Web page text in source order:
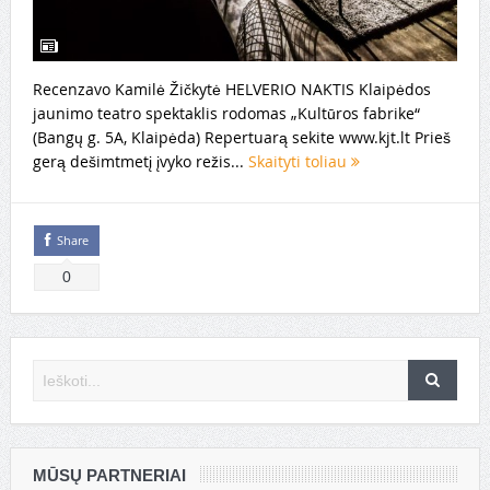
Recenzavo Kamilė Žičkytė HELVERIO NAKTIS Klaipėdos
jaunimo teatro spektaklis rodomas „Kultūros fabrike“
(Bangų g. 5A, Klaipėda) Repertuarą sekite www.kjt.lt Prieš
gerą dešimtmetį įvyko režis... Skaityti toliau
Share
0
MŪSŲ PARTNERIAI